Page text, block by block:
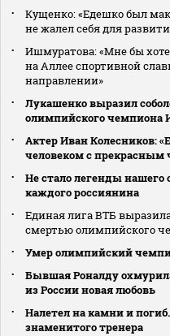
Кущенко: «Едешко был
не жалел себя для
Ишмуратова: «Мне бы
на Аллее спортивной
направлении»
Лукашенко выразил
олимпийского чемпиона
Актер Иван Колесников:
человеком с
Не стало легенды нашего
каждого россиянина
Единая лига ВТБ
смертью олимпийского
Умер олимпийский
Бывшая Роналду
из России новая любовь
Налетел на камни и
знаменитого тренера